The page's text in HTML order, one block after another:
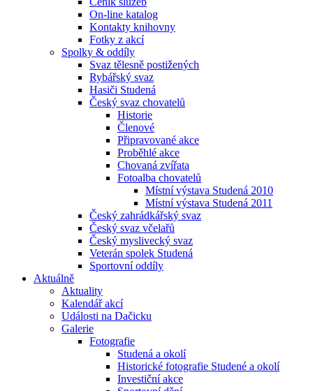
On-line katalog
Kontakty knihovny
Fotky z akcí
Spolky & oddíly
Svaz tělesně postižených
Rybářský svaz
Hasiči Studená
Český svaz chovatelů
Historie
Členové
Připravované akce
Proběhlé akce
Chovaná zvířata
Fotoalba chovatelů
Místní výstava Studená 2010
Místní výstava Studená 2011
Český zahrádkářský svaz
Český svaz včelařů
Český myslivecký svaz
Veterán spolek Studená
Sportovní oddíly
Aktuálně
Aktuality
Kalendář akcí
Události na Dačicku
Galerie
Fotografie
Studená a okolí
Historické fotografie Studené a okolí
Investiční akce